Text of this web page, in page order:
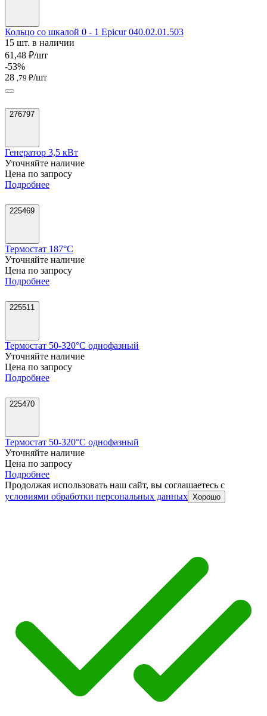
Кольцо со шкалой 0 - 1 Epicur 040.02.01.503
15 шт. в наличии
61,48 ₽/шт
-53%
28 ,79 ₽/шт
276797
Генератор 3,5 кВт
Уточняйте наличие
Цена по запросу
Подробнее
225469
Термостат 187°C
Уточняйте наличие
Цена по запросу
Подробнее
225511
Термостат 50-320°C однофазный
Уточняйте наличие
Цена по запросу
Подробнее
225470
Термостат 50-320°C однофазный
Уточняйте наличие
Цена по запросу
Подробнее
Продолжая использовать наш сайт, вы соглашаетесь c
условиями обработки персональных данных Хорошо